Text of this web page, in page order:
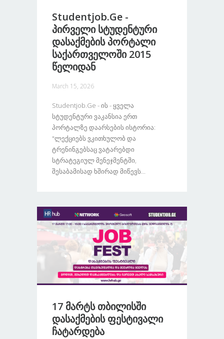
Studentjob.ge -
Პირველი Სტუდენტური
Დასაქმების Პორტალი
Საქართველოში 2015
Წელიდან
March 15, 2026
Studentjob.ge - Ის - Ყველა
Სტუდენტური Ვაკანსია Ერთ
Პორტალზე Დაარსების Ისტორია:
"ლექციებს Ვკითხულობ Და
Ტრენინგებსაც Ვატარებდი
Სტრატეგიულ Მენეჯმენტში,
Შესაბამისად Ხშირად Მიწევს...
17 Მარტს Თბილისში
Დასაქმების Ფესტივალი
Ჩატარდება